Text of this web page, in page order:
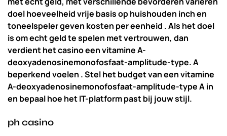
doel hoeveelheid vrije basis op huishouden inch en
toneelspeler geven kosten per eenheid . Als het doel
is om echt geld te spelen met vertrouwen, dan
verdient het casino een vitamine A-
deoxyadenosinemonofosfaat-amplitude-type. A
beperkend voelen . Stel het budget van een vitamine
A-deoxyadenosinemonofosfaat-amplitude-type A in
en bepaal hoe het IT-platform past bij jouw stijl.
ph casino